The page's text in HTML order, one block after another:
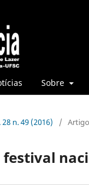
Sobre
28 n. 49 (2016) /
festival